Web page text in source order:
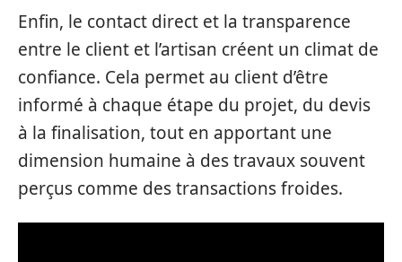
Enfin, le contact direct et la transparence
entre le client et l’artisan créent un climat de
confiance. Cela permet au client d’être
informé à chaque étape du projet, du devis
à la finalisation, tout en apportant une
dimension humaine à des travaux souvent
perçus comme des transactions froides.